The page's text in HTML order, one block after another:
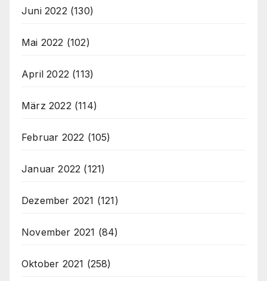
Juni 2022 (130)
Mai 2022 (102)
April 2022 (113)
März 2022 (114)
Februar 2022 (105)
Januar 2022 (121)
Dezember 2021 (121)
November 2021 (84)
Oktober 2021 (258)